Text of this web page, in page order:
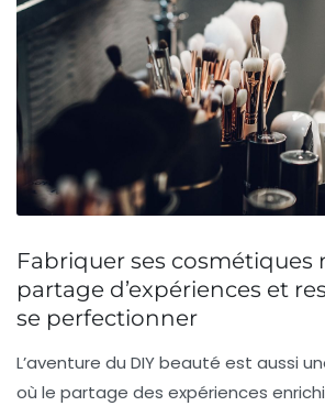
Fabriquer ses cosmétiques
partage d’expériences et
se perfectionner
L’aventure du DIY beauté est aussi
où le partage des expériences